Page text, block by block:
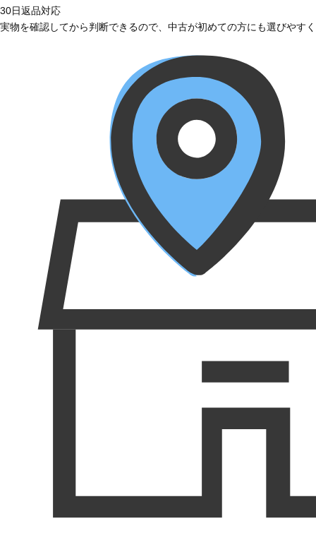
30日返品対応
実物を確認してから判断できるので、中古が初めての方にも選びやす